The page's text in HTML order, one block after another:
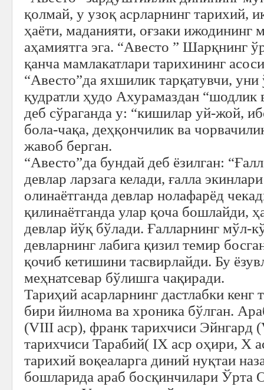
қолмай, у узоқ асрларнинг тарихий,
ҳаёти, маданияти, оғзаки ижодининг
аҳамиятга эга. “Авесто ” Шарқнинг
қанча мамлакатлари тарихининг
“Авесто”да яхшилик тарқатувчи,
қудратли ҳудо Ахурамаздан “шодлик
деб сўраганда у: “кишилар уй-жой,
бола-чақа, деҳқончилик ва
жавоб берган.
“Авесто”да бундай деб ёзилган:
девлар ларзага келади, ғалла
олинаётганда девлар нолафарёд
қилинаётганда улар қоча бошлайди,
девлар йўқ бўлади. Ғалларнинг мўл-
девларнинг лабига қизил темир
қочиб кетишини тасвирлайди. Бу
меҳнатсевар бўлишга чақиради.
Тариҳий асарларнинг дастлабки кенг
бири йилнома ва хроника бўлган.
(VIII аср), франк тарихчиси Эйнгард
тарихчиси Тарабий( IX аср оҳири, Х
тарихий воқеаларга диний нуқтаи
бошларида араб босқинчилари Ўрта